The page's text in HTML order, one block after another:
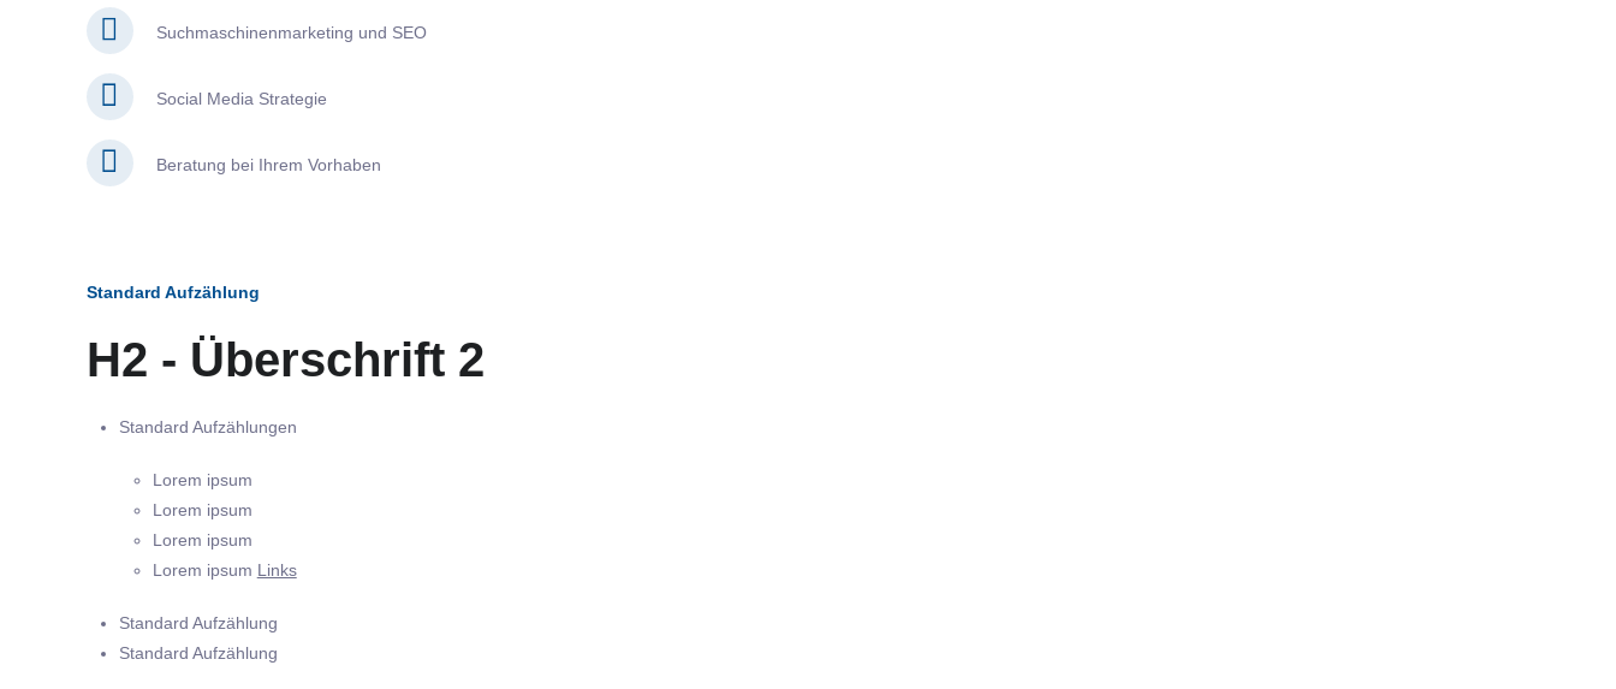
Suchmaschinenmarketing und SEO
Social Media Strategie
Beratung bei Ihrem Vorhaben
Standard Aufzählung
H2 - Überschrift 2
Standard Aufzählungen
Lorem ipsum
Lorem ipsum
Lorem ipsum
Lorem ipsum Links
Standard Aufzählung
Standard Aufzählung